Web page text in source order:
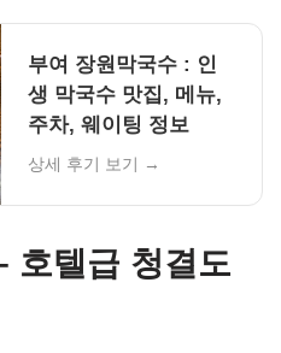
부여 장원막국수 : 인
생 막국수 맛집, 메뉴,
주차, 웨이팅 정보
상세 후기 보기 →
호텔급 청결도